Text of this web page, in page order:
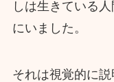
しは生きている
にいました。
それは視覚的に